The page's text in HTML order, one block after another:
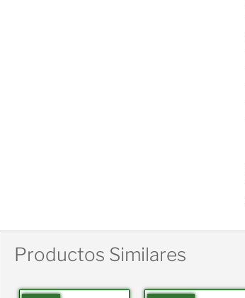
Productos Similares